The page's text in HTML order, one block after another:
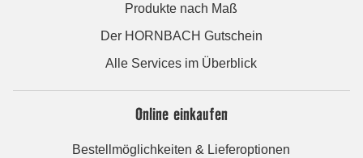
Produkte nach Maß
Der HORNBACH Gutschein
Alle Services im Überblick
Online einkaufen
Bestellmöglichkeiten & Lieferoptionen